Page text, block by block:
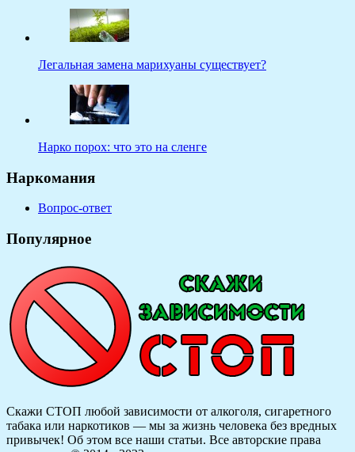
Легальная замена марихуаны существует?
Нарко порох: что это на сленге
Наркомания
Вопрос-ответ
Популярное
Скажи СТОП любой зависимости от алкоголя, сигаретного
табака или наркотиков — мы за жизнь человека без вредных
привычек! Об этом все наши статьи. Все авторские права